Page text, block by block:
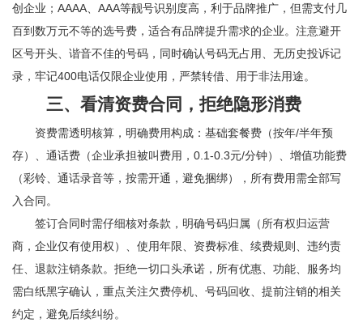
创企业；AAAA、AAA等靓号识别度高，利于品牌推广，但需支付几
百到数万元不等的选号费，适合有品牌提升需求的企业。注意避开
区号开头、谐音不佳的号码，同时确认号码无占用、无历史投诉记
录，牢记400电话仅限企业使用，严禁转借、用于非法用途。
三、看清资费合同，拒绝隐形消费
资费需透明核算，明确费用构成：基础套餐费（按年/半年预
存）、通话费（企业承担被叫费用，0.1-0.3元/分钟）、增值功能费
（彩铃、通话录音等，按需开通，避免捆绑），所有费用需全部写
入合同。
签订合同时需仔细核对条款，明确号码归属（所有权归运营
商，企业仅有使用权）、使用年限、资费标准、续费规则、违约责
任、退款注销条款。拒绝一切口头承诺，所有优惠、功能、服务均
需白纸黑字确认，重点关注欠费停机、号码回收、提前注销的相关
约定，避免后续纠纷。